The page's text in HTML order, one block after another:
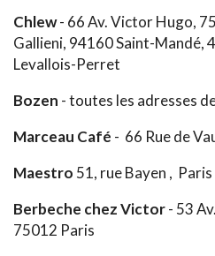
Chlew- 66 Av. Victor Hugo,
Gallieni, 94160 Saint-Mandé,
Levallois-Perret
Bozen - toutes les adresses
Marceau Café - 66 Rue de
Maestro 51, rue Bayen ,
Berbeche chez Victor- 53
75012 Paris